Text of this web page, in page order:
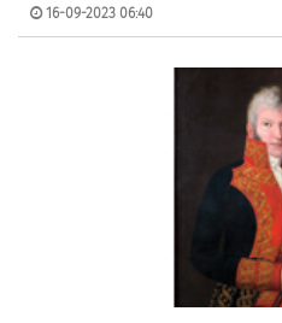
16-09-2023 06:40